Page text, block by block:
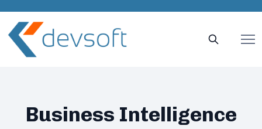
Business Intelligence